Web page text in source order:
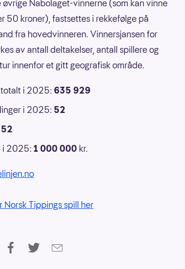
Nabolaget-vinnerne (som kan vinne
kroner), fastsettes i rekkefølge på
fra hovedvinneren. Vinnersjansen for
av antall deltakelser, antall spillere og
innenfor et gitt geografisk område.
i 2025: 635 929
i 2025: 52
52
i 2025: 1 000 000 kr.
Norsk Tippings spill her